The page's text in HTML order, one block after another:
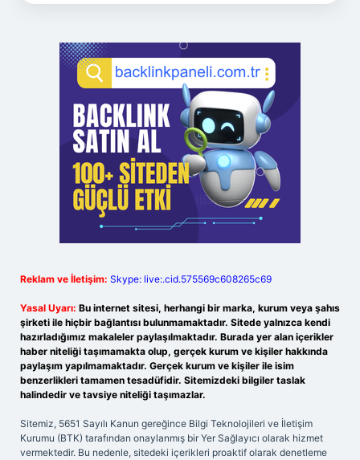
Reklam ve İletişim: Skype: live:.cid.575569c608265c69
Yasal Uyarı: Bu internet sitesi, herhangi bir marka, kurum veya şahıs
şirketi ile hiçbir bağlantısı bulunmamaktadır. Sitede yalnızca kendi
hazırladığımız makaleler paylaşılmaktadır. Burada yer alan içerikler
haber niteliği taşımamakta olup, gerçek kurum ve kişiler hakkında
paylaşım yapılmamaktadır. Gerçek kurum ve kişiler ile isim
benzerlikleri tamamen tesadüfidir. Sitemizdeki bilgiler taslak
halindedir ve tavsiye niteliği taşımazlar.
Sitemiz, 5651 Sayılı Kanun gereğince Bilgi Teknolojileri ve İletişim
Kurumu (BTK) tarafından onaylanmış bir Yer Sağlayıcı olarak hizmet
vermektedir. Bu nedenle, sitedeki içerikleri proaktif olarak denetleme